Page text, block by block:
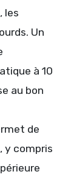
les
Un
à 10
au bon
de
y compris